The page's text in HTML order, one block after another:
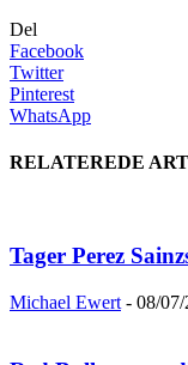
Del
Facebook
Twitter
Pinterest
WhatsApp
RELATEREDE
Tager Perez
Michael Ewert - 08/